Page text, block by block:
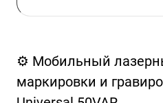
⚙️ Мобильный
маркировки и